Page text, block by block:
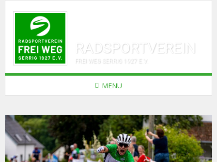
RADSPORTVEREIN
FREI WEG SERRIG 1927 E.V.
MENU